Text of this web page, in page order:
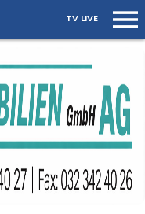
TV LIVE